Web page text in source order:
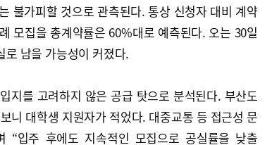
불가피할 것으로 관측된다. 통상 신청자 대비 계약
모집을 총계약률은 60%대로 예측된다. 오는 30일
로 남을 가능성이 커졌다.
지를 고려하지 않은 공급 탓으로 분석된다. 부산도
니 대학생 지원자가 적었다. 대중교통 등 접근성 문
“입주 후에도 지속적인 모집으로 공실률을 낮출